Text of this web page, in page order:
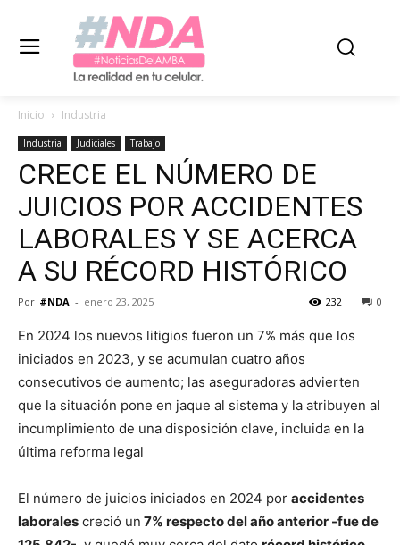
Inicio Industria
Industria Judiciales Trabajo
CRECE EL NÚMERO DE
JUICIOS POR ACCIDENTES
LABORALES Y SE ACERCA
A SU RÉCORD HISTÓRICO
Por #NDA - enero 23, 2025 0
232
En 2024 los nuevos litigios fueron un 7% más que los
iniciados en 2023, y se acumulan cuatro años
consecutivos de aumento; las aseguradoras advierten
que la situación pone en jaque al sistema y la atribuyen al
incumplimiento de una disposición clave, incluida en la
última reforma legal
El número de juicios iniciados en 2024 por accidentes
laborales creció un 7% respecto del año anterior -fue de